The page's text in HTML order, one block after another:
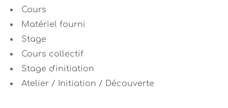
Cours
Matériel fourni
Stage
Cours collectif
Stage d'initiation
Atelier / Initiation / Découverte